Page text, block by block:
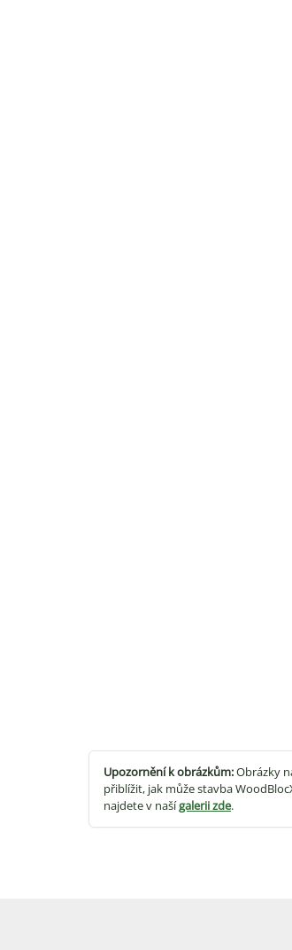
Upozornění k obrázkům:Obrázky
přiblížit, jak může stavba
najdete v našígalerii zde.